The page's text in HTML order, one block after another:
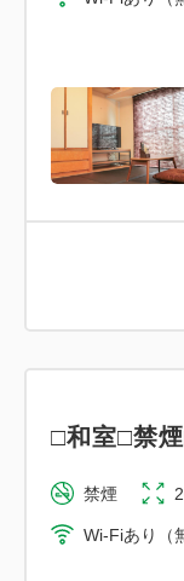
□和室□禁
禁煙
Wi-Fiあり（